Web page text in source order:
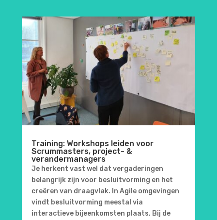
Training: Workshops leiden voor
Scrummasters, project- &
verandermanagers
Je herkent vast wel dat vergaderingen
belangrijk zijn voor besluitvorming en het
creëren van draagvlak. In Agile omgevingen
vindt besluitvorming meestal via
interactieve bijeenkomsten plaats. Bij de